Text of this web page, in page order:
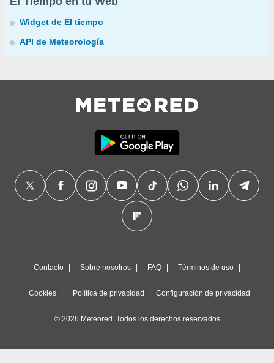
Widget de El tiempo
API de Meteorología
Contacto Sobre nosotros FAQ Términos de uso
Cookies Política de privacidad Configuración de privacidad
© 2026 Meteored. Todos los derechos reservados